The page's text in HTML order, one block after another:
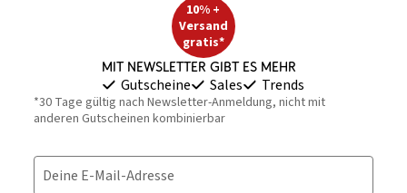
10% +
Versand
gratis*
Mit Newsletter gibt es mehr
Gutscheine Sales Trends
*30 Tage gültig nach Newsletter-Anmeldung, nicht mit
anderen Gutscheinen kombinierbar
Deine E-Mail-Adresse